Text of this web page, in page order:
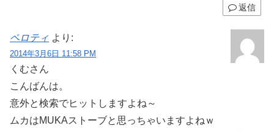
返信
ペロティ より:
2014年3月6日 11:58 PM
くむさん
こんばんは。
意外と検索でヒットしますよね～
ムカはMUKAストーブと思っちゃいますよねｗ